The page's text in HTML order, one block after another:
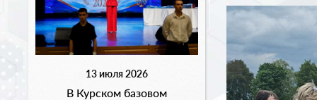
13 июля 2026
В Курском базовом